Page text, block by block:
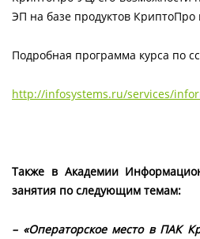
ЭП на базе продуктов
Подробная программа курса по
http://infosystems.ru/services/
Также в Академии
занятия по следующим темам:
– «Операторское место в ПАК